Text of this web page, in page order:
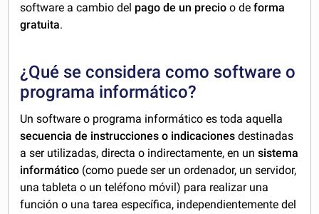
software a cambio del pago de un precio o deforma
gratuita.
¿Qué se considera como software o
programa informático?
Un software o programa informático es toda aquella
secuencia de instrucciones o indicaciones destinadas
a ser utilizadas, directa o indirectamente, en unsistema
informático (como puede ser un ordenador, un servidor,
una tableta o un teléfono móvil) para realizar una
función o una tarea específica, independientemente del